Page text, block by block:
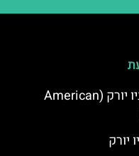
מוזיאון ההיסטוריה של הטבע בניו יורק (American
יורק